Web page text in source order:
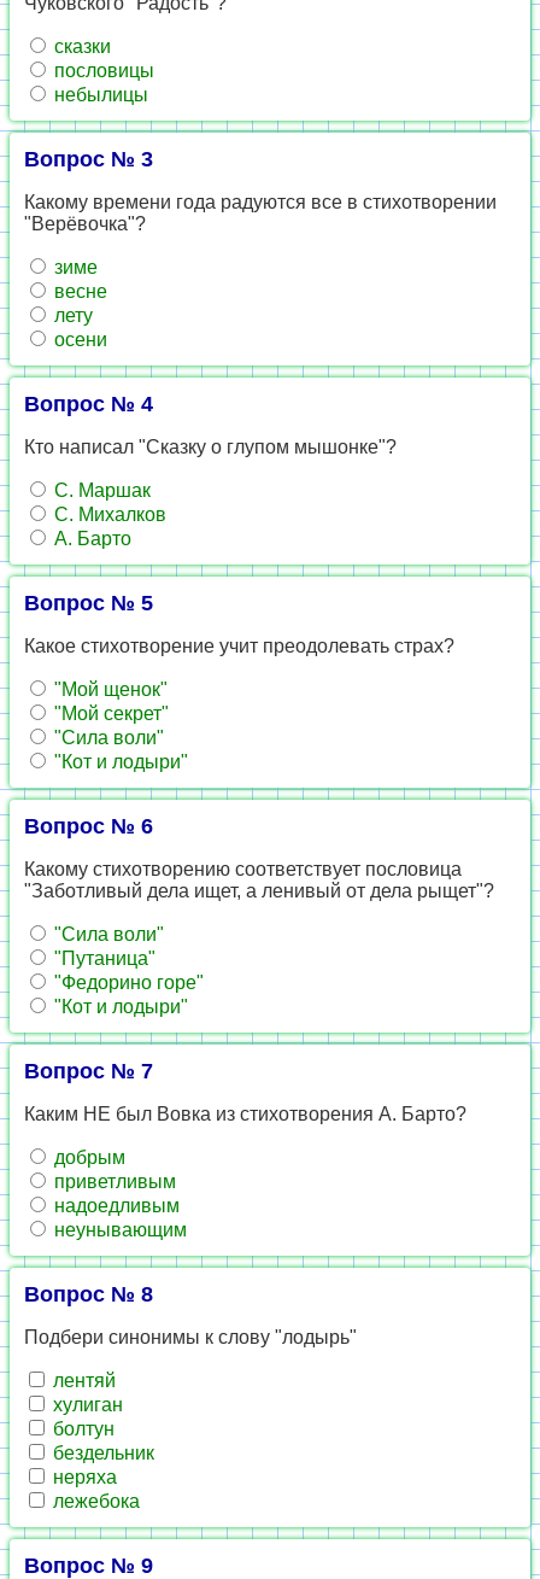
сказки
пословицы
небылицы
Вопрос № 3
Какому времени года радуются все в стихотворении
"Верёвочка"?
зиме
весне
лету
осени
Вопрос № 4
Кто написал "Сказку о глупом мышонке"?
С. Маршак
С. Михалков
А. Барто
Вопрос № 5
Какое стихотворение учит преодолевать страх?
"Мой щенок"
"Мой секрет"
"Сила воли"
"Кот и лодыри"
Вопрос № 6
Какому стихотворению соответствует пословица
"Заботливый дела ищет, а ленивый от дела рыщет"?
"Сила воли"
"Путаница"
"Федорино горе"
"Кот и лодыри"
Вопрос № 7
Каким НЕ был Вовка из стихотворения А. Барто?
добрым
приветливым
надоедливым
неунывающим
Вопрос № 8
Подбери синонимы к слову "лодырь"
лентяй
хулиган
болтун
бездельник
неряха
лежебока
Вопрос № 9